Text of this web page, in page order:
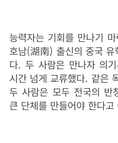
능력자는 기회를 만나기
호남(湖南) 출신의 중국
다. 두 사람은 만나자 의
시간 넘게 교류했다. 같은
두 사람은 모두 전국의 반
큰 단체를 만들어야 한다고